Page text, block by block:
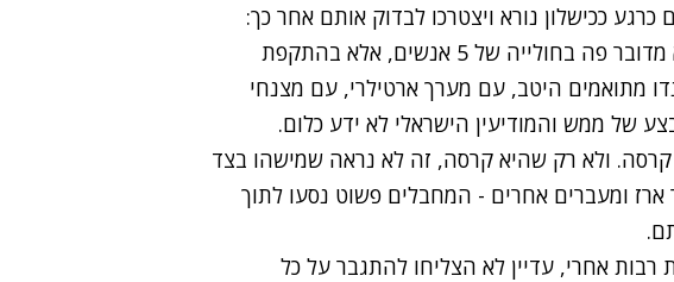
ככישלון נורא ויצטרכו לבדוק אותם אחר כך:
הראשון, כמובן, הוא העניין המודיעיני - לא מדובר פה בחולייה של 5 אנשים, אלא בהתקפת
מתואמים היטב, עם מערך ארטילרי, עם מצנחי
של ממש והמודיעין הישראלי לא ידע כלום.
ולא רק שהיא קרסה, זה לא נראה שמישהו בצד
ומעברים אחרים - המחבלים פשוט נסעו לתוך
אחרי, עדיין לא הצליחו להתגבר על כל